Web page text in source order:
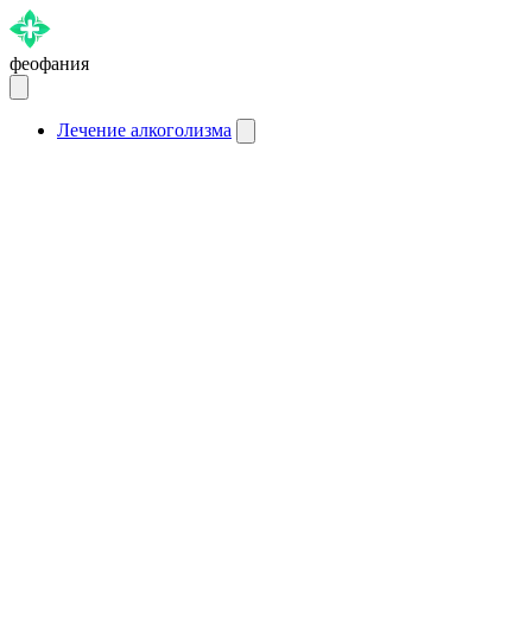
феофания
Лечение алкоголизма